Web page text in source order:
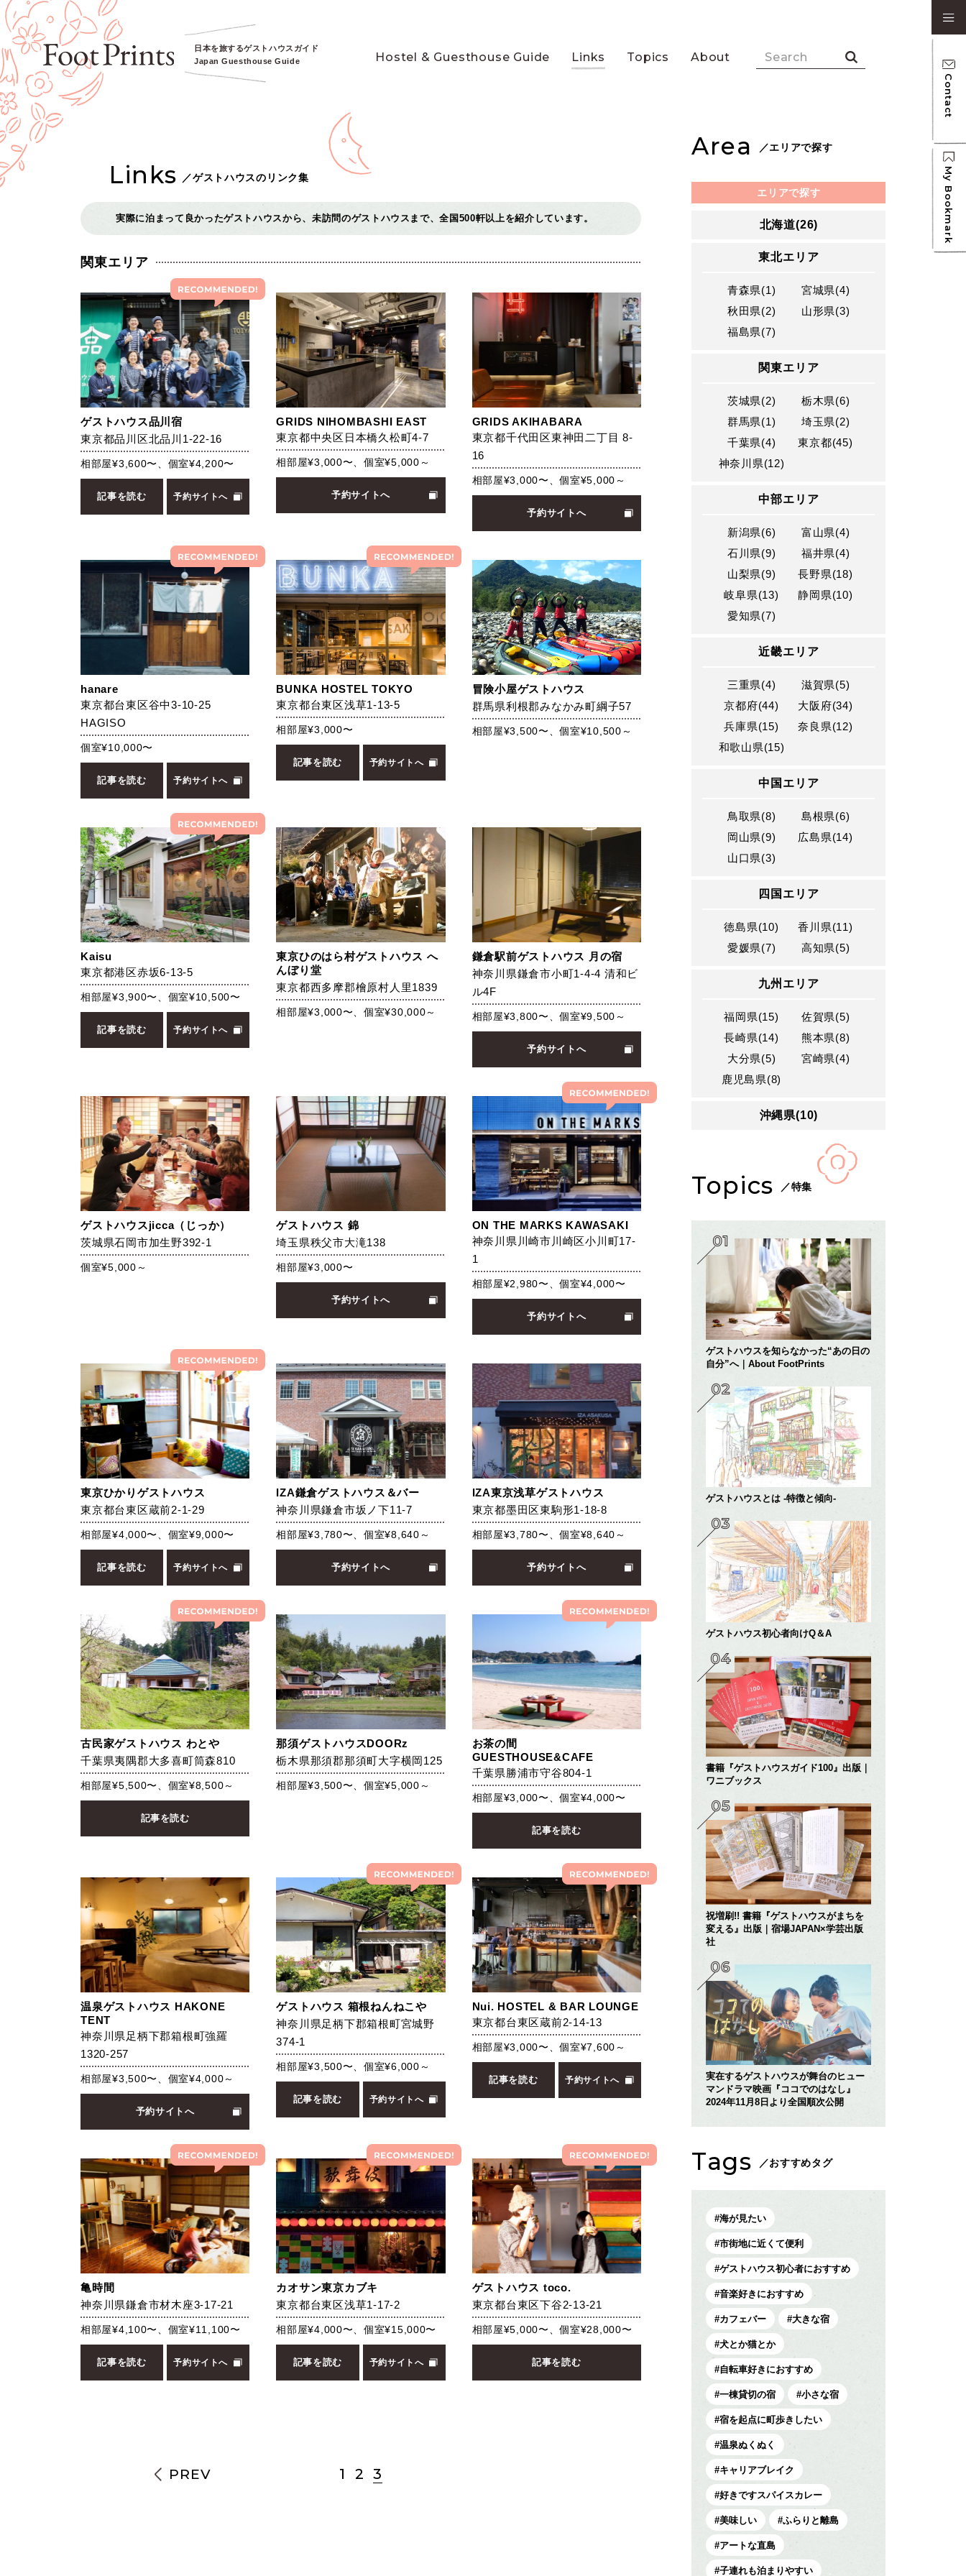
日本を旅するゲストハウスガイド
Japan Guesthouse Guide
Hostel & Guesthouse Guide Links Topics About
Contact
My Bookmark
Links ／ゲストハウスのリンク集
実際に泊まって良かったゲストハウスから、未訪問のゲストハウスまで、全国500軒以上を紹介しています。
関東エリア
ゲストハウス品川宿
東京都品川区北品川1-22-16
相部屋¥3,600〜、個室¥4,200〜
記事を読む 予約サイトへ
GRIDS NIHOMBASHI EAST
東京都中央区日本橋久松町4-7
相部屋¥3,000〜、個室¥5,000～
予約サイトへ
GRIDS AKIHABARA
東京都千代田区東神田二丁目 8-
16
相部屋¥3,000〜、個室¥5,000～
予約サイトへ
hanare
東京都台東区谷中3-10-25
HAGISO
個室¥10,000〜
記事を読む 予約サイトへ
BUNKA HOSTEL TOKYO
東京都台東区浅草1-13-5
相部屋¥3,000〜
記事を読む 予約サイトへ
冒険小屋ゲストハウス
群馬県利根郡みなかみ町綱子57
相部屋¥3,500〜、個室¥10,500～
Kaisu
東京都港区赤坂6-13-5
相部屋¥3,900〜、個室¥10,500〜
記事を読む 予約サイトへ
東京ひのはら村ゲストハウス へ
んぼり堂
東京都西多摩郡檜原村人里1839
相部屋¥3,000〜、個室¥30,000～
鎌倉駅前ゲストハウス 月の宿
神奈川県鎌倉市小町1-4-4 清和ビ
ル4F
相部屋¥3,800〜、個室¥9,500～
予約サイトへ
ゲストハウスjicca（じっか）
茨城県石岡市加生野392-1
個室¥5,000～
ゲストハウス 錦
埼玉県秩父市大滝138
相部屋¥3,000〜
予約サイトへ
ON THE MARKS KAWASAKI
神奈川県川崎市川崎区小川町17-
1
相部屋¥2,980〜、個室¥4,000〜
予約サイトへ
東京ひかりゲストハウス
東京都台東区蔵前2-1-29
相部屋¥4,000〜、個室¥9,000〜
記事を読む 予約サイトへ
IZA鎌倉ゲストハウス＆バー
神奈川県鎌倉市坂ノ下11-7
相部屋¥3,780〜、個室¥8,640～
予約サイトへ
IZA東京浅草ゲストハウス
東京都墨田区東駒形1-18-8
相部屋¥3,780〜、個室¥8,640～
予約サイトへ
古民家ゲストハウス わとや
千葉県夷隅郡大多喜町筒森810
相部屋¥5,500〜、個室¥8,500～
記事を読む
那須ゲストハウスDOORz
栃木県那須郡那須町大字横岡125
相部屋¥3,500〜、個室¥5,000～
お茶の間
GUESTHOUSE&CAFE
千葉県勝浦市守谷804-1
相部屋¥3,000〜、個室¥4,000〜
記事を読む
温泉ゲストハウス HAKONE
TENT
神奈川県足柄下郡箱根町強羅
1320-257
相部屋¥3,500〜、個室¥4,000～
予約サイトへ
ゲストハウス 箱根ねんねこや
神奈川県足柄下郡箱根町宮城野
374-1
相部屋¥3,500〜、個室¥6,000～
記事を読む 予約サイトへ
Nui. HOSTEL & BAR LOUNGE
東京都台東区蔵前2-14-13
相部屋¥3,000〜、個室¥7,600～
記事を読む 予約サイトへ
亀時間
神奈川県鎌倉市材木座3-17-21
相部屋¥4,100〜、個室¥11,100〜
記事を読む 予約サイトへ
カオサン東京カブキ
東京都台東区浅草1-17-2
相部屋¥4,000〜、個室¥15,000〜
記事を読む 予約サイトへ
ゲストハウス toco.
東京都台東区下谷2-13-21
相部屋¥5,000〜、個室¥28,000〜
記事を読む
PREV 1 2 3
Area ／エリアで探す
エリアで探す
北海道(26)
東北エリア
青森県(1)
宮城県(4)
秋田県(2)
山形県(3)
福島県(7)
関東エリア
茨城県(2)
栃木県(6)
群馬県(1)
埼玉県(2)
千葉県(4)
東京都(45)
神奈川県(12)
中部エリア
新潟県(6)
富山県(4)
石川県(9)
福井県(4)
山梨県(9)
長野県(18)
岐阜県(13)
静岡県(10)
愛知県(7)
近畿エリア
三重県(4)
滋賀県(5)
京都府(44)
大阪府(34)
兵庫県(15)
奈良県(12)
和歌山県(15)
中国エリア
鳥取県(8)
島根県(6)
岡山県(9)
広島県(14)
山口県(3)
四国エリア
徳島県(10)
香川県(11)
愛媛県(7)
高知県(5)
九州エリア
福岡県(15)
佐賀県(5)
長崎県(14)
熊本県(8)
大分県(5)
宮崎県(4)
鹿児島県(8)
沖縄県(10)
Topics ／特集
ゲストハウスを知らなかった“あの日の
自分”へ｜About FootPrints
ゲストハウスとは -特徴と傾向-
ゲストハウス初心者向けQ＆A
書籍『ゲストハウスガイド100』出版｜
ワニブックス
祝増刷!! 書籍『ゲストハウスがまちを
変える』出版｜宿場JAPAN×学芸出版
社
実在するゲストハウスが舞台のヒュー
マンドラマ映画『ココでのはなし』
2024年11月8日より全国順次公開
Tags ／おすすめタグ
海が見たい
市街地に近くて便利
ゲストハウス初心者におすすめ
音楽好きにおすすめ
カフェバー 大きな宿
犬とか猫とか
自転車好きにおすすめ
一棟貸切の宿 小さな宿
宿を起点に町歩きしたい
温泉ぬくぬく
キャリアブレイク
好きですスパイスカレー
美味しい ふらりと離島
アートな直島
子連れも泊まりやすい